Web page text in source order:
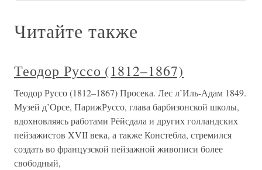
Читайте также
Теодор Руссо (1812–1867)
Теодор Руссо (1812–1867) Просека. Лес л’Иль-Адам 1849.
Музей д’Орсе, ПарижРуссо, глава барбизонской школы,
вдохновляясь работами Рёйсдала и других голландских
пейзажистов XVII века, а также Констебла, стремился
создать во французской пейзажной живописи более
свободный,